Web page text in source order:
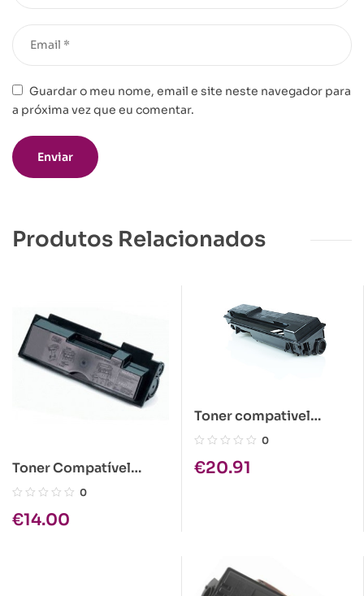
Guardar o meu nome, email e site neste navegador para
a próxima vez que eu comentar.
Produtos Relacionados
Toner Compatível
Kyocera TK-17 1x245gr
0
€14.00
Toner compativel
Kyocera TK-440
0
€20.91